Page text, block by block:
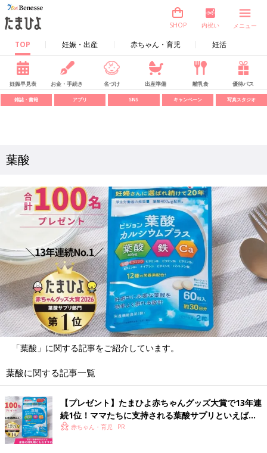
TOP 妊娠・出産 赤ちゃん・育児 妊活
SHOP 内祝い メニュー
妊娠早見表 お金・手続き 名づけ 出産準備 離乳食 優待パス
雑誌・書籍 アプリ SNS キャンペーン 写真スタジオ
葉酸
「葉酸」に関する記事をご紹介しています。
葉酸に関する記事一覧
【プレゼント】たまひよ赤ちゃんグッズ大賞で13年連
続1位！ママたちに支持される葉酸サプリといえばコ
レ 赤ちゃん・育児